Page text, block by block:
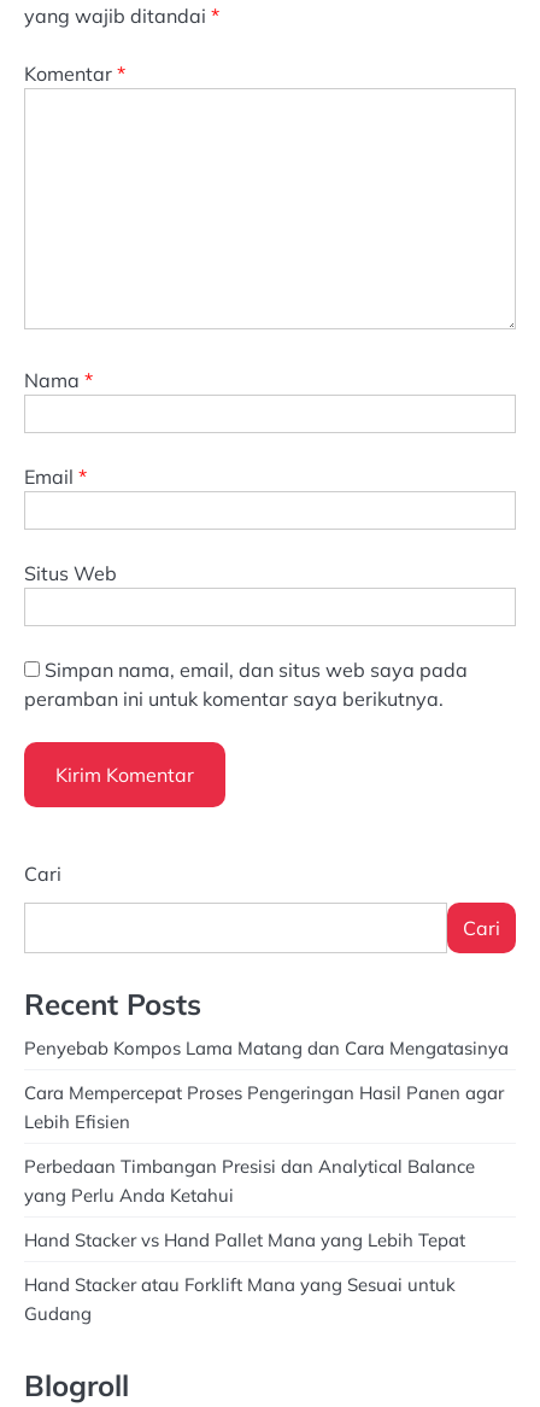
yang wajib ditandai *
Komentar *
Nama *
Email *
Situs Web
Simpan nama, email, dan situs web saya pada
peramban ini untuk komentar saya berikutnya.
Cari
Cari
Recent Posts
Penyebab Kompos Lama Matang dan Cara Mengatasinya
Cara Mempercepat Proses Pengeringan Hasil Panen agar
Lebih Efisien
Perbedaan Timbangan Presisi dan Analytical Balance
yang Perlu Anda Ketahui
Hand Stacker vs Hand Pallet Mana yang Lebih Tepat
Hand Stacker atau Forklift Mana yang Sesuai untuk
Gudang
Blogroll